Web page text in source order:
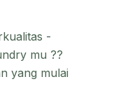
-
mu ??
yang mulai